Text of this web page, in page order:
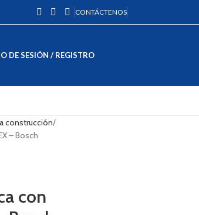
CONTÁCTENOS
DE SESIÓN / REGISTRO
construcción
– Bosch
con